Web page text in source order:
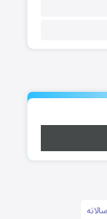
سالانه